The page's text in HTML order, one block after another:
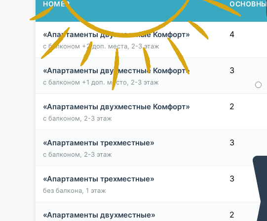
НОМЕР
«Апартаменты двухместные Комфорт»
с балконом +2 доп. места, 2-3 этаж
4
«Апартаменты двухместные Комфорт»
с балконом +1 доп. место, 2-3 этаж
3
«Апартаменты двухместные Комфорт»
с балконом, 2-3 этаж
2
«Апартаменты трехместные»
с балконом, 2-3 этаж
3
«Апартаменты трехместные»
без балкона, 1 этаж
3
«Апартаменты двухместные» 2